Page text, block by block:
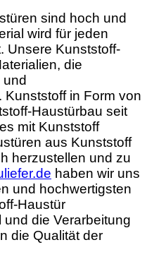
sind hoch und
wird für jeden
Unsere Kunststoff-
die
in Form von
Haustürbau seit
mit Kunststoff
aus Kunststoff
herzustellen und zu
haben wir uns
und hochwertigsten
Haustür
die Verarbeitung
die Qualität der